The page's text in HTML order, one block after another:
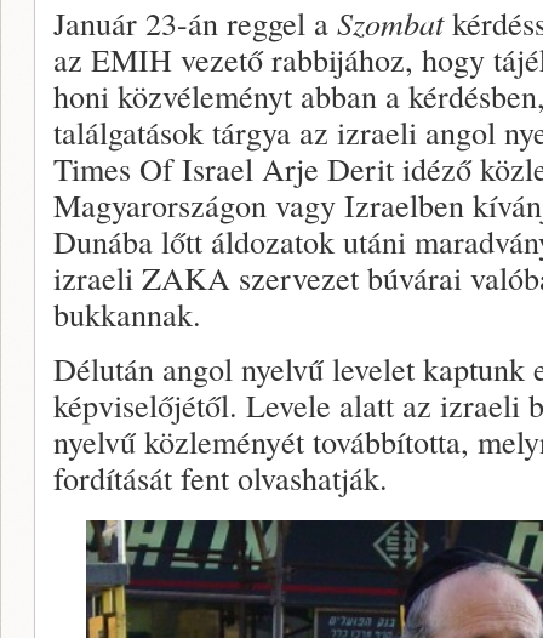
Január 23-án reggel a Szombat
az EMIH vezető rabbijához, hogy
honi közvéleményt abban a
találgatások tárgya az izraeli angol
Times Of Israel Arje Derit idéző
Magyarországon vagy Izraelben
Dunába lőtt áldozatok utáni
izraeli ZAKA szervezet búvárai
bukkannak.
Délután angol nyelvű levelet kaptunk
képviselőjétől. Levele alatt az izraeli
nyelvű közleményét továbbította,
fordítását fent olvashatják.